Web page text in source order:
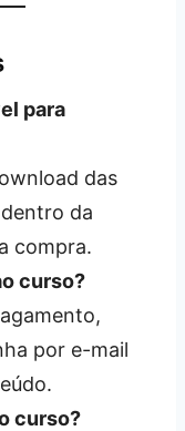
para
das
da
compra.
curso?
por e-mail
curso?